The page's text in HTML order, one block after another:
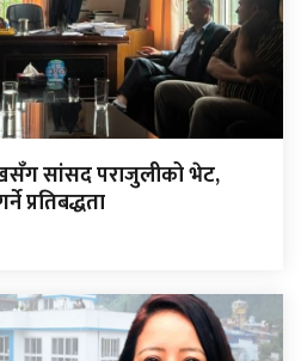
सांसद पराजुलीको भेट,
प्रतिबद्धता